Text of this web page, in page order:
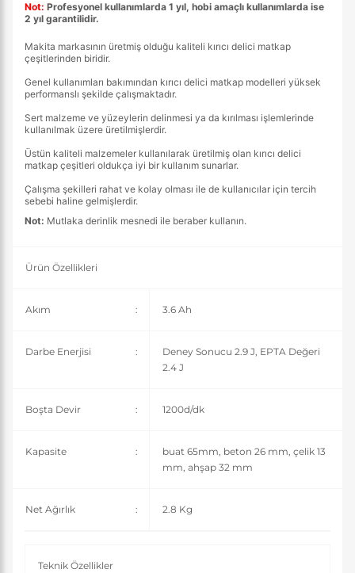
Not: Profesyonel kullanımlarda 1 yıl, hobi amaçlı kullanımlarda ise
2 yıl garantilidir.
Makita markasının üretmiş olduğu kaliteli kırıcı delici matkap
çeşitlerinden biridir.
Genel kullanımları bakımından kırıcı delici matkap modelleri yüksek
performanslı şekilde çalışmaktadır.
Sert malzeme ve yüzeylerin delinmesi ya da kırılması işlemlerinde
kullanılmak üzere üretilmişlerdir.
Üstün kaliteli malzemeler kullanılarak üretilmiş olan kırıcı delici
matkap çeşitleri oldukça iyi bir kullanım sunarlar.
Çalışma şekilleri rahat ve kolay olması ile de kullanıcılar için tercih
sebebi haline gelmişlerdir.
Not: Mutlaka derinlik mesnedi ile beraber kullanın.
Ürün Özellikleri
Akım : 3.6 Ah
Darbe Enerjisi :
Deney Sonucu 2.9 J, EPTA Değeri
2.4 J
Boşta Devir : 1200d/dk
Kapasite :
buat 65mm, beton 26 mm, çelik 13
mm, ahşap 32 mm
Net Ağırlık : 2.8 Kg
Teknik Özellikler